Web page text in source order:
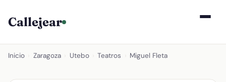
Callejear
Inicio Zaragoza Utebo Teatros Miguel Fleta